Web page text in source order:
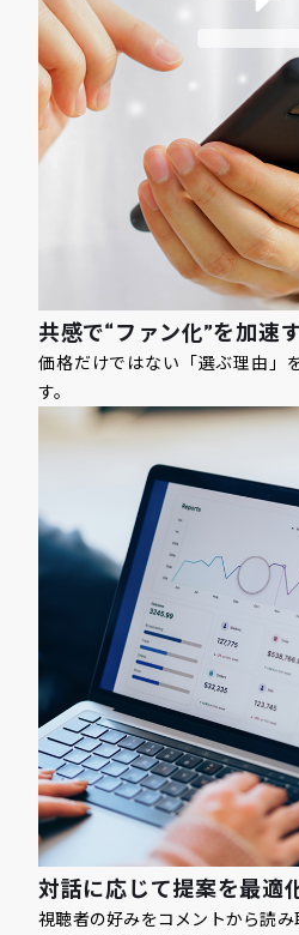
共感で“ファン化”を加速
価格だけではない「選ぶ理由」
す。
対話に応じて提案を最適
視聴者の好みをコメントから読